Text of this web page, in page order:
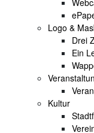
Logo &
Drei
Ein
Kultur